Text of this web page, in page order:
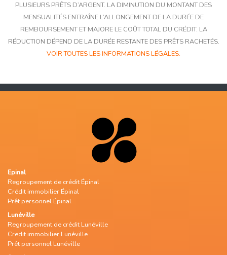
PLUSIEURS PRÊTS D’ARGENT. LA DIMINUTION DU MONTANT DES
MENSUALITÉS ENTRAÎNE L’ALLONGEMENT DE LA DURÉE DE
REMBOURSEMENT ET MAJORE LE COÛT TOTAL DU CRÉDIT. LA
RÉDUCTION DÉPEND DE LA DURÉE RESTANTE DES PRÊTS RACHETÉS.
VOIR TOUTES LES INFORMATIONS LÉGALES.
Epinal
Regroupement de crédit Épinal
Crédit immobilier Épinal
Prêt personnel Épinal
Lunéville
Regroupement de crédit Lunéville
Credit immobilier Lunéville
Prêt personnel Lunéville